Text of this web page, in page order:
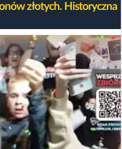
złotych. Historyczna